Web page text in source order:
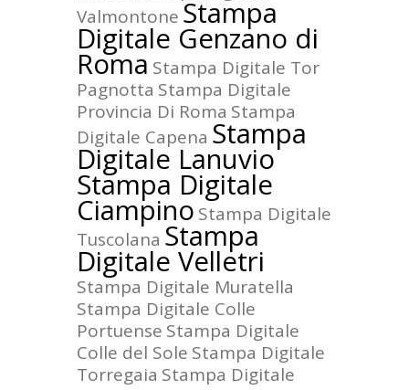
ValmontoneStampa
Digitale Genzano di
Roma Stampa Digitale Tor
Pagnotta Stampa Digitale
Provincia Di Roma Stampa
Digitale Capena Stampa
Digitale Lanuvio
Stampa Digitale
Ciampino Stampa Digitale
Tuscolana Stampa
Digitale Velletri
Stampa Digitale Muratella
Stampa Digitale Colle
Portuense Stampa Digitale
Colle del Sole Stampa Digitale
Torregaia Stampa Digitale